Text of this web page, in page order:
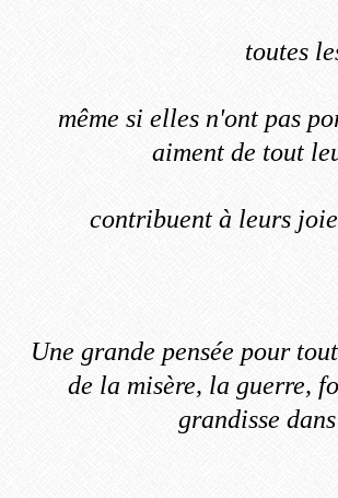
toutes
même si elles n'ont pas
aiment de tout
contribuent à leurs
Une grande pensée pour
de la misère, la guerre,
grandisse